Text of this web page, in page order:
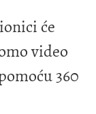
će
video
360